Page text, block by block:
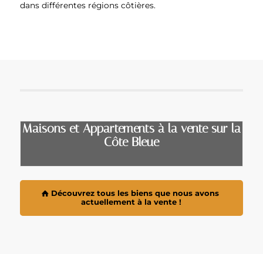
dans différentes régions côtières.
Maisons et Appartements à la vente sur la
Côte Bleue
Découvrez tous les biens que nous avons
actuellement à la vente !